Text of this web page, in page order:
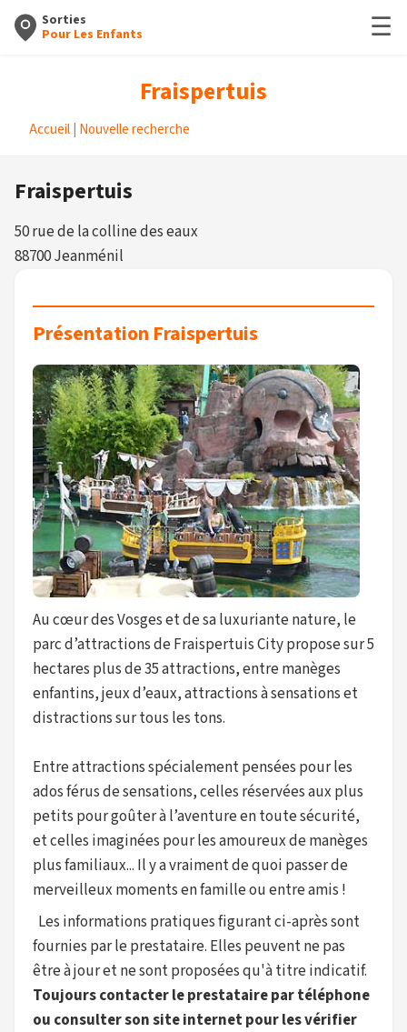
Sorties
Pour Les Enfants
☰
Fraispertuis
Accueil Nouvelle recherche
Fraispertuis
50 rue de la colline des eaux
88700 Jeanménil
Présentation Fraispertuis
Au cœur des Vosges et de sa luxuriante nature, le
parc d’attractions de Fraispertuis City propose sur 5
hectares plus de 35 attractions, entre manèges
enfantins, jeux d’eaux, attractions à sensations et
distractions sur tous les tons.
Entre attractions spécialement pensées pour les
ados férus de sensations, celles réservées aux plus
petits pour goûter à l’aventure en toute sécurité,
et celles imaginées pour les amoureux de manèges
plus familiaux... Il y a vraiment de quoi passer de
merveilleux moments en famille ou entre amis !
Les informations pratiques figurant ci-après sont
fournies par le prestataire. Elles peuvent ne pas
être à jour et ne sont proposées qu'à titre indicatif.
Toujours contacter le prestataire par téléphone
ou consulter son site internet pour les vérifier